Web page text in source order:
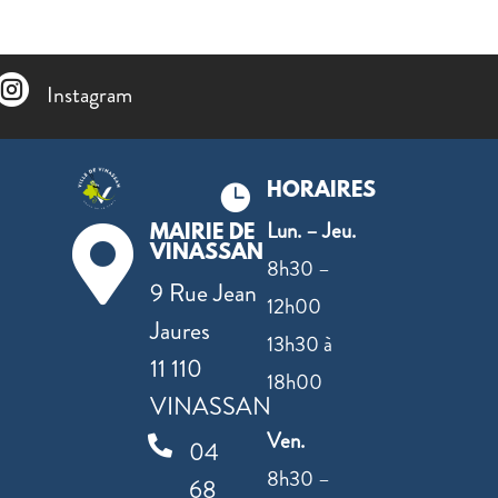
Instagram

MAIRIE DE
VINASSAN
9 Rue Jean
Jaures
11 110
VINASSAN

04
68
 HORAIRES
Lun. – Jeu.
8h30 –
12h00
13h30 à
18h00
Ven.
8h30 –